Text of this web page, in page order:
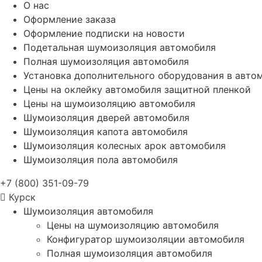
О нас
Оформление заказа
Оформление подписки на новости
Подетальная шумоизоляция автомобиля
Полная шумоизоляция автомобиля
Установка дополнительного оборудования в
Цены на оклейку автомобиля защитной пленкой
Цены на шумоизоляцию автомобиля
Шумоизоляция дверей автомобиля
Шумоизоляция капота автомобиля
Шумоизоляция колесных арок автомобиля
Шумоизоляция пола автомобиля
+7 (800) 351-09-79
Курск
Шумоизоляция автомобиля
Цены на шумоизоляцию автомобиля
Конфигуратор шумоизоляции автомобиля
Полная шумоизоляция автомобиля